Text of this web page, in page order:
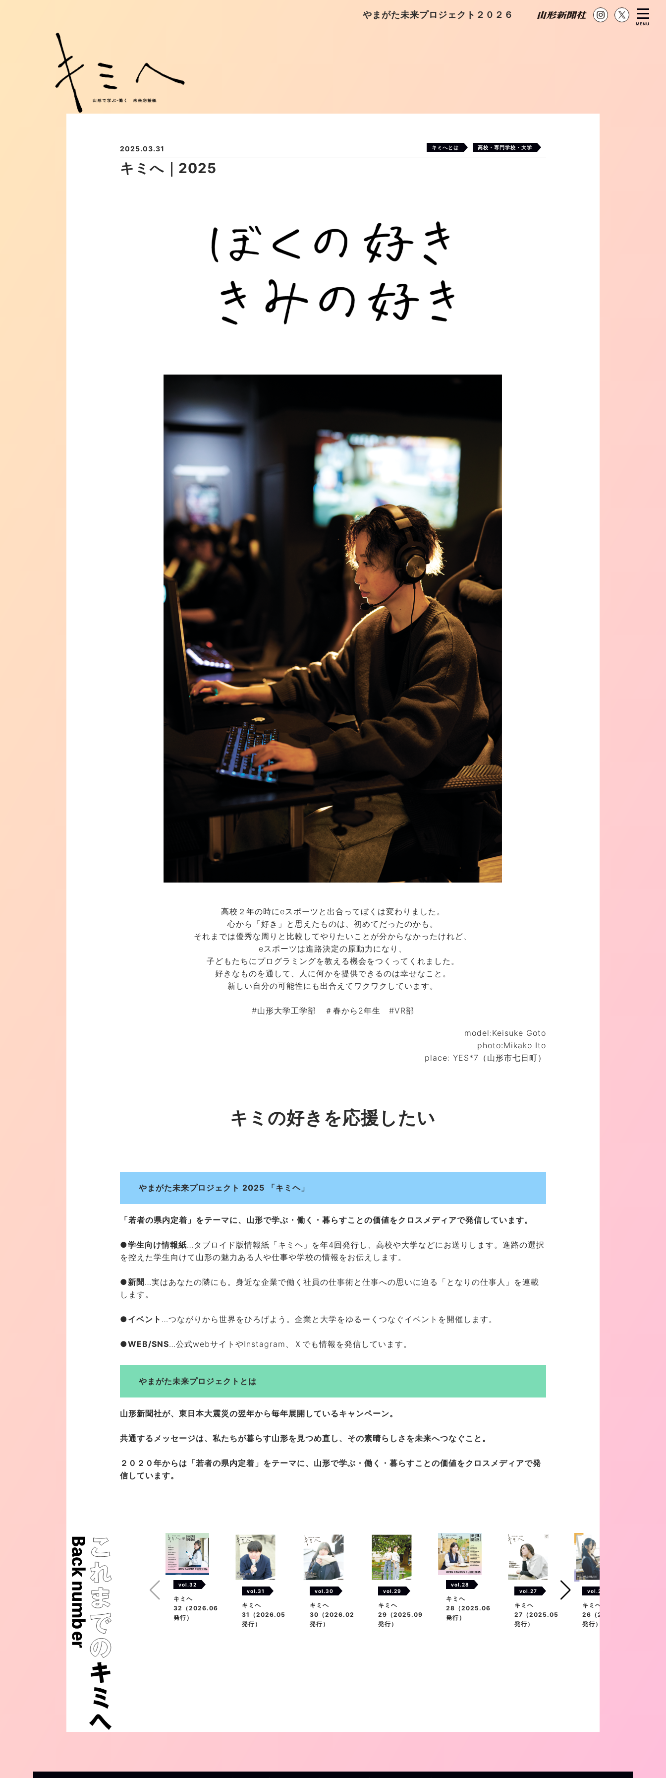
やまがた未来プロジェクト２０２６
MENU
2025.03.31 キミへとは 高校・専門学校・大学
キミへ｜2025
高校２年の時にeスポーツと出合ってぼくは変わりました。
心から「好き」と思えたものは、初めてだったのかも。
それまでは優秀な周りと比較してやりたいことが分からなかったけれど、
eスポーツは進路決定の原動力になり、
子どもたちにプログラミングを教える機会をつくってくれました。
好きなものを通して、人に何かを提供できるのは幸せなこと。
新しい自分の可能性にも出合えてワクワクしています。
#山形大学工学部 ＃春から2年生 #VR部
model:Keisuke Goto
photo:Mikako Ito
place: YES*7（山形市七日町）
キミの好きを応援したい
やまがた未来プロジェクト 2025 「キミヘ」
「若者の県内定着」をテーマに、山形で学ぶ・働く・暮らすことの価値をクロスメディアで発信しています。
●学生向け情報紙…タブロイド版情報紙「キミヘ」を年4回発行し、高校や大学などにお送りします。進路の選択
を控えた学生向けて山形の魅力ある人や仕事や学校の情報をお伝えします。
●新聞…実はあなたの隣にも。身近な企業で働く社員の仕事術と仕事への思いに迫る「となりの仕事人」を連載
します。
●イベント …つながりから世界をひろげよう。企業と大学をゆるーくつなぐイベントを開催します。
●WEB/SNS…公式webサイトやInstagram、Ｘでも情報を発信しています。
やまがた未来プロジェクトとは
山形新聞社が、東日本大震災の翌年から毎年展開しているキャンペーン。
共通するメッセージは、私たちが暮らす山形を見つめ直し、その素晴らしさを未来へつなぐこと。
２０２０年からは「若者の県内定着」をテーマに、山形で学ぶ・働く・暮らすことの価値をクロスメディアで発
信しています。
vol.32
キミヘ
32（2026.06
発行）
vol.31
キミヘ
31（2026.05
発行）
vol.30
キミヘ
30（2026.02
発行）
vol.29
キミヘ
29（2025.09
発行）
vol.28
キミヘ
28（2025.06
発行）
vol.27
キミヘ
27（2025.05
発行）
vol.26
キミヘ
26（2025.02
発行）